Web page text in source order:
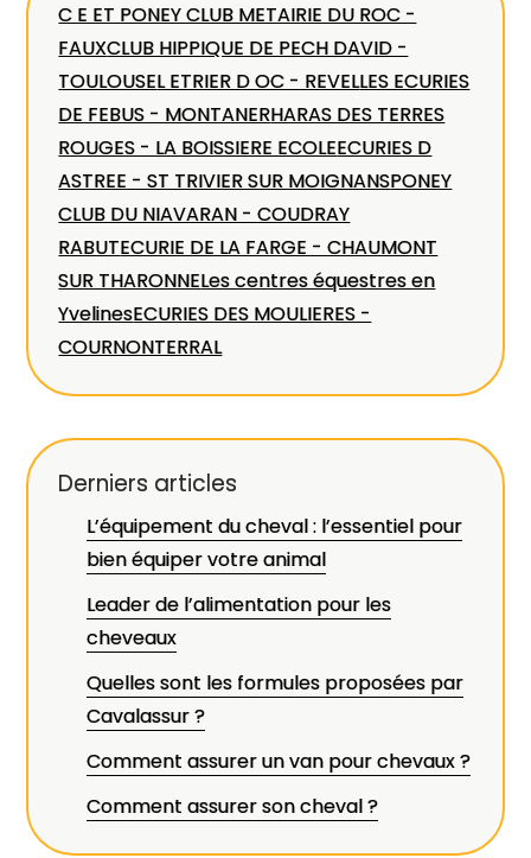
C E ET PONEY CLUB METAIRIE DU ROC -
FAUXCLUB HIPPIQUE DE PECH DAVID -
TOULOUSEL ETRIER D OC - REVELLES ECURIES
DE FEBUS - MONTANERHARAS DES TERRES
ROUGES - LA BOISSIERE ECOLEECURIES D
ASTREE - ST TRIVIER SUR MOIGNANSPONEY
CLUB DU NIAVARAN - COUDRAY
RABUTECURIE DE LA FARGE - CHAUMONT
SUR THARONNELes centres équestres en
YvelinesECURIES DES MOULIERES -
COURNONTERRAL
Derniers articles
L’équipement du cheval : l’essentiel pour
bien équiper votre animal
Leader de l’alimentation pour les
cheveaux
Quelles sont les formules proposées par
Cavalassur ?
Comment assurer un van pour chevaux ?
Comment assurer son cheval ?